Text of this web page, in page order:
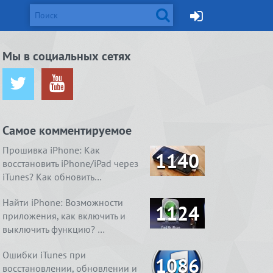
…
4 способа, как очистить
Real Boxing 2 ROCKY.
Ничего
Мы в социальных сетях
Самое комментируемое
Прошивка iPhone: Как
восстановить iPhone/iPad через
iTunes? Как обновить…
1140
Найти iPhone: Возможности
приложения, как включить и
выключить функцию? …
1124
Ошибки iTunes при
восстановлении, обновлении и
1086